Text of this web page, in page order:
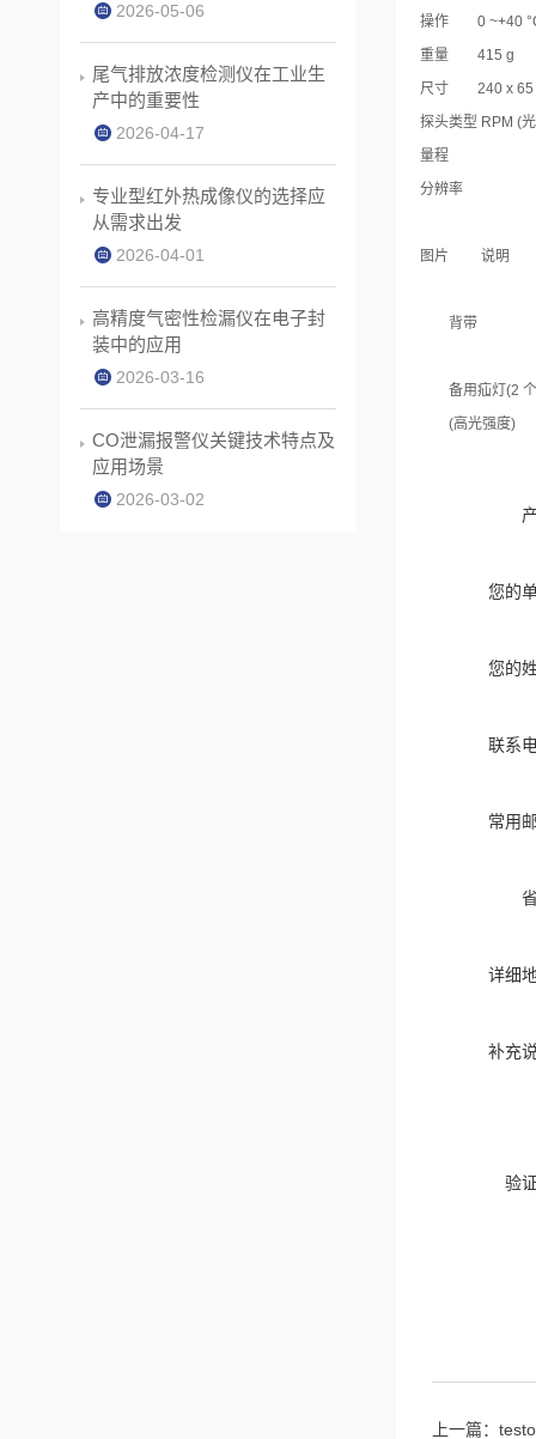
操作
0 ~+40
重量
415 g
尺寸
240 x
探头类型 RPM (
量程
分辨率
图片 说明
背带
备用疝灯(2
(高光强度)
您的
您的
联系
常用
详细
补充
验
上一篇：
2026-05-06
尾气排放浓度检测仪在工业生
产中的重要性
2026-04-17
专业型红外热成像仪的选择应
从需求出发
2026-04-01
高精度气密性检漏仪在电子封
装中的应用
2026-03-16
CO泄漏报警仪关键技术特点及
应用场景
2026-03-02